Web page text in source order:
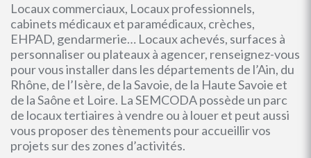
Locaux commerciaux, Locaux professionnels,
cabinets médicaux et paramédicaux, crèches,
EHPAD, gendarmerie… Locaux achevés, surfaces à
personnaliser ou plateaux à agencer, renseignez-vous
pour vous installer dans les départements de l’Ain, du
Rhône, de l’Isère, de la Savoie, de la Haute Savoie et
de la Saône et Loire. La SEMCODA possède un parc
de locaux tertiaires à vendre ou à louer et peut aussi
vous proposer des tènements pour accueillir vos
projets sur des zones d’activités.